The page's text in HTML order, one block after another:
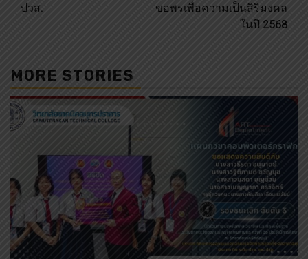
ปวส.
ขอพรเพื่อความเป็นสิริมงคล
ในปี 2568
MORE STORIES